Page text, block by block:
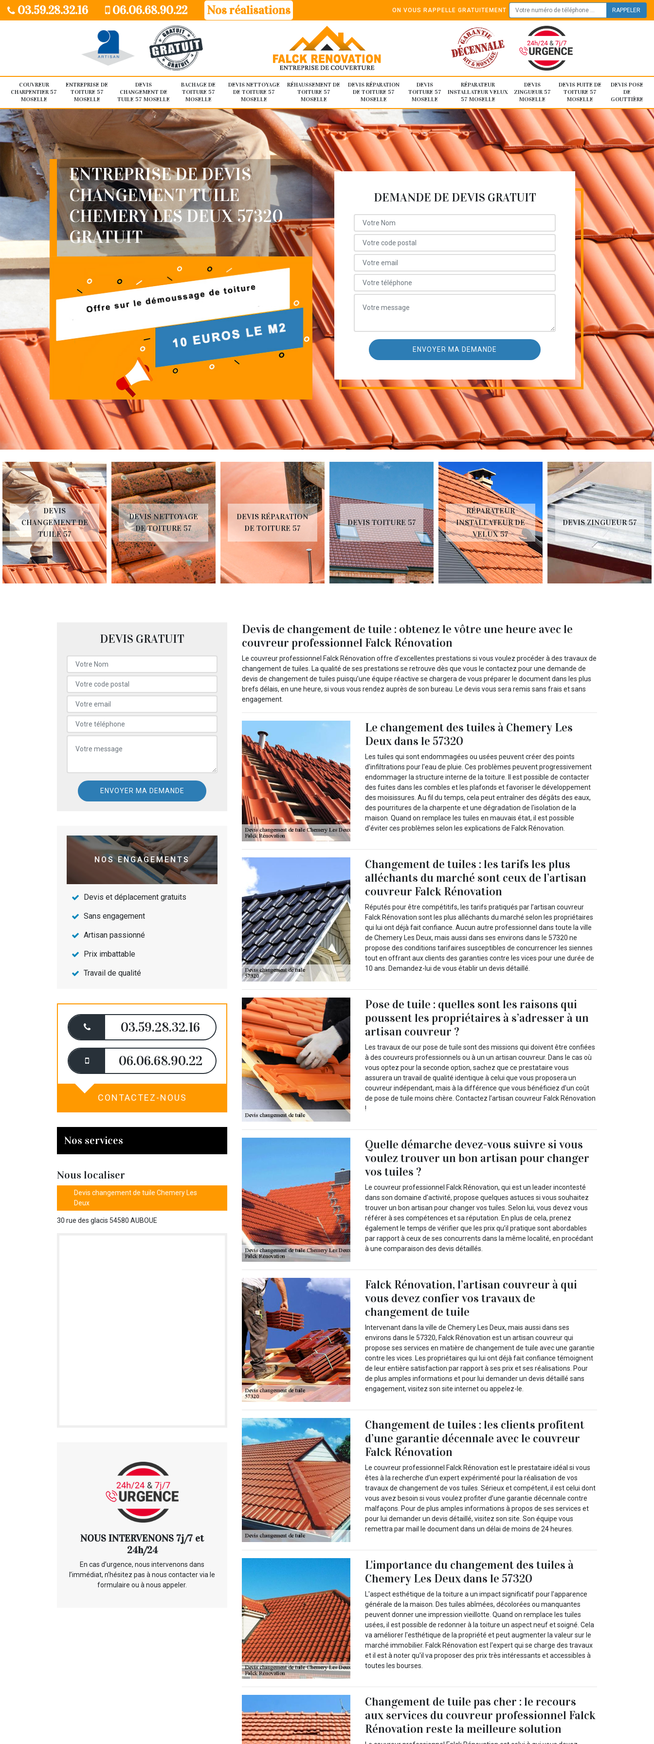
03.59.28.32.16 06.06.68.90.22 Nos réalisations ON VOUS RAPPELLE GRATUITEMENT
COUVREUR
CHARPENTIER 57
MOSELLE
ENTREPRISE DE
TOITURE 57
MOSELLE
DEVIS
CHANGEMENT DE
TUILE 57 MOSELLE
BACHAGE DE
TOITURE 57
MOSELLE
DEVIS NETTOYAGE
DE TOITURE 57
MOSELLE
RÉHAUSSEMENT DE
TOITURE 57
MOSELLE
DEVIS RÉPARATION
DE TOITURE 57
MOSELLE
DEVIS
TOITURE 57
MOSELLE
RÉPARATEUR
INSTALLATEUR VELUX
57 MOSELLE
DEVIS
ZINGUEUR 57
MOSELLE
DEVIS FUITE DE
TOITURE 57
MOSELLE
DEVIS POSE
DE
GOUTTIÈRE
ENTREPRISE DE DEVIS
CHANGEMENT TUILE
CHEMERY LES DEUX 57320
GRATUIT
DEMANDE DE DEVIS GRATUIT
DEVIS
CHANGEMENT DE
TUILE 57
DEVIS NETTOYAGE
DE TOITURE 57
DEVIS RÉPARATION
DE TOITURE 57
DEVIS TOITURE 57
RÉPARATEUR
INSTALLATEUR DE
VELUX 57
DEVIS ZINGUEUR 57
DEVIS GRATUIT
NOS ENGAGEMENTS
Devis et déplacement gratuits
Sans engagement
Artisan passionné
Prix imbattable
Travail de qualité
03.59.28.32.16
06.06.68.90.22
CONTACTEZ-NOUS
Nos services
Nous localiser
Devis changement de tuile Chemery Les
Deux
30 rue des glacis 54580 AUBOUE
NOUS INTERVENONS 7j/7 et
24h/24
En cas d’urgence, nous intervenons dans
l’immédiat, n’hésitez pas à nous contacter via le
formulaire ou à nous appeler.
Devis de changement de tuile : obtenez le vôtre une heure avec le
couvreur professionnel Falck Rénovation
Le couvreur professionnel Falck Rénovation offre d’excellentes prestations si vous voulez procéder à des travaux de
changement de tuiles. La qualité de ses prestations se retrouve dès que vous le contactez pour une demande de
devis de changement de tuiles puisqu’une équipe réactive se chargera de vous préparer le document dans les plus
brefs délais, en une heure, si vous vous rendez auprès de son bureau. Le devis vous sera remis sans frais et sans
engagement.
Le changement des tuiles à Chemery Les
Deux dans le 57320
Les tuiles qui sont endommagées ou usées peuvent créer des points
d'infiltrations pour l'eau de pluie. Ces problèmes peuvent progressivement
endommager la structure interne de la toiture. Il est possible de contacter
des fuites dans les combles et les plafonds et favoriser le développement
des moisissures. Au fil du temps, cela peut entraîner des dégâts des eaux,
des pourritures de la charpente et une dégradation de l'isolation de la
maison. Quand on remplace les tuiles en mauvais état, il est possible
d'éviter ces problèmes selon les explications de Falck Rénovation.
Changement de tuiles : les tarifs les plus
alléchants du marché sont ceux de l’artisan
couvreur Falck Rénovation
Réputés pour être compétitifs, les tarifs pratiqués par l’artisan couvreur
Falck Rénovation sont les plus alléchants du marché selon les propriétaires
qui lui ont déjà fait confiance. Aucun autre professionnel dans toute la ville
de Chemery Les Deux, mais aussi dans ses environs dans le 57320 ne
propose des conditions tarifaires susceptibles de concurrencer les siennes
tout en offrant aux clients des garanties contre les vices pour une durée de
10 ans. Demandez-lui de vous établir un devis détaillé.
Pose de tuile : quelles sont les raisons qui
poussent les propriétaires à s’adresser à un
artisan couvreur ?
Les travaux de our pose de tuile sont des missions qui doivent être confiées
à des couvreurs professionnels ou à un un artisan couvreur. Dans le cas où
vous optez pour la seconde option, sachez que ce prestataire vous
assurera un travail de qualité identique à celui que vous proposera un
couvreur indépendant, mais à la différence que vous bénéficiez d’un coût
de pose de tuile moins chère. Contactez l’artisan couvreur Falck Rénovation
!
Quelle démarche devez-vous suivre si vous
voulez trouver un bon artisan pour changer
vos tuiles ?
Le couvreur professionnel Falck Rénovation, qui est un leader incontesté
dans son domaine d’activité, propose quelques astuces si vous souhaitez
trouver un bon artisan pour changer vos tuiles. Selon lui, vous devez vous
référer à ses compétences et sa réputation. En plus de cela, prenez
également le temps de vérifier que les prix qu’il pratique sont abordables
par rapport à ceux de ses concurrents dans la même localité, en procédant
à une comparaison des devis détaillés.
Falck Rénovation, l’artisan couvreur à qui
vous devez confier vos travaux de
changement de tuile
Intervenant dans la ville de Chemery Les Deux, mais aussi dans ses
environs dans le 57320, Falck Rénovation est un artisan couvreur qui
propose ses services en matière de changement de tuile avec une garantie
contre les vices. Les propriétaires qui lui ont déjà fait confiance témoignent
de leur entière satisfaction par rapport à ses prix et ses réalisations. Pour
de plus amples informations et pour lui demander un devis détaillé sans
engagement, visitez son site internet ou appelez-le.
Changement de tuiles : les clients profitent
d’une garantie décennale avec le couvreur
Falck Rénovation
Le couvreur professionnel Falck Rénovation est le prestataire idéal si vous
êtes à la recherche d’un expert expérimenté pour la réalisation de vos
travaux de changement de vos tuiles. Sérieux et compétent, il est celui dont
vous avez besoin si vous voulez profiter d’une garantie décennale contre
malfaçons. Pour de plus amples informations à propos de ses services et
pour lui demander un devis détaillé, visitez son site. Son équipe vous
remettra par mail le document dans un délai de moins de 24 heures.
L'importance du changement des tuiles à
Chemery Les Deux dans le 57320
L'aspect esthétique de la toiture a un impact significatif pour l'apparence
générale de la maison. Des tuiles abîmées, décolorées ou manquantes
peuvent donner une impression vieillotte. Quand on remplace les tuiles
usées, il est possible de redonner à la toiture un aspect neuf et soigné. Cela
va améliorer l'esthétique de la propriété et peut augmenter la valeur sur le
marché immobilier. Falck Rénovation est l'expert qui se charge des travaux
et il est à noter qu'il va proposer des prix très intéressants et accessibles à
toutes les bourses.
Changement de tuile pas cher : le recours
aux services du couvreur professionnel Falck
Rénovation reste la meilleure solution